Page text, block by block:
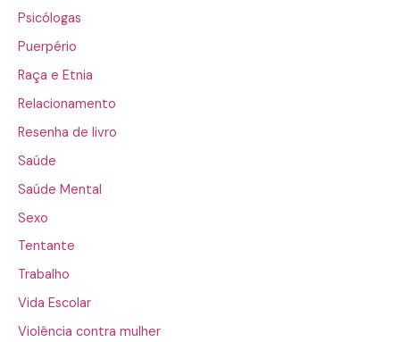
Psicólogas
Puerpério
Raça e Etnia
Relacionamento
Resenha de livro
Saúde
Saúde Mental
Sexo
Tentante
Trabalho
Vida Escolar
Violência contra mulher